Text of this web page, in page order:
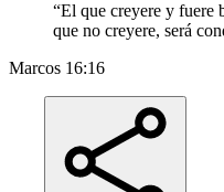
“El que creyere y fuere
que no creyere, será
Marcos 16:16